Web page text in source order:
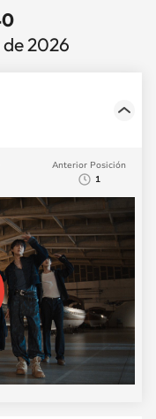
2026
Anterior Posición
1